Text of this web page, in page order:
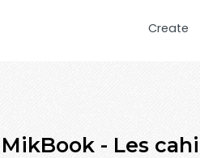
Create
- Les